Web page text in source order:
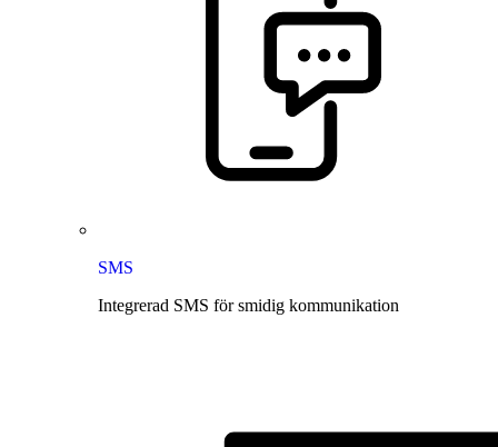
SMS
Integrerad SMS för smidig kommunikation